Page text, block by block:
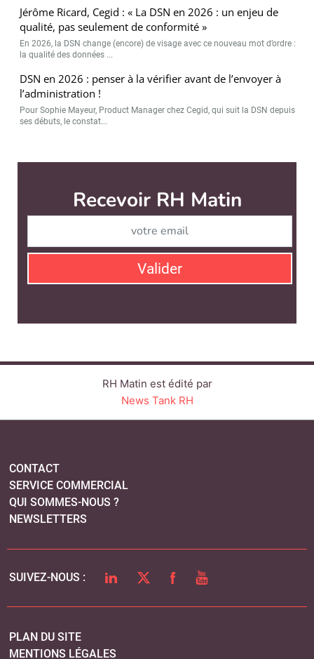
Jérôme Ricard, Cegid : « La DSN en 2026 : un enjeu de
qualité, pas seulement de conformité »
En 2026, la DSN change (encore) de visage avec ce nouveau mot d’ordre :
la qualité des données ...
DSN en 2026 : penser à la vérifier avant de l’envoyer à
l’administration !
Pour Sophie Mayeur, Product Manager chez Cegid, qui suit la DSN depuis
ses débuts, le constat...
Recevoir RH Matin
Valider
RH Matin est édité par
News Tank RH
CONTACT
SERVICE COMMERCIAL
QUI SOMMES-NOUS ?
NEWSLETTERS
SUIVEZ-NOUS : LINKEDINTWITTERFACEBOOK
YOUTUBE
PLAN DU SITE
MENTIONS LÉGALES